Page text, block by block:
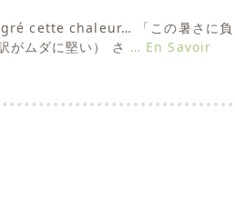
cette chaleur… 「この暑さに負
がムダに堅い） さ … En Savoir